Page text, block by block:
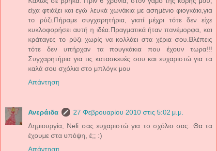
είχα φτιάξει και εγώ λευκά χωνάκια με ασημένιο φιογκάκι,για
το ρύζι.Πήραμε συγχαρητήρια, γιατί μέχρι τότε δεν είχε
κυκλοφορήσει αυτή η ιδέα.Πραγματικά ήταν πανέμορφα, και
κράταγες το ρύζι χωρίς να κολλάει στα χέρια σου.Βλέπεις
τότε δεν υπήρχαν τα πουγκάκια που έχουν τωρα!!!
Συγχαρητήρια για τις κατασκευές σου και ευχαριστώ για τα
καλά σου σχόλια στο μπλόγκ μου
Απάντηση
Ανεράιδα
27 Φεβρουαρίου 2010 στις 5:02 μ.μ.
Δημιουργία, Neli σας ευχαριστώ για το σχόλιο σας. Θα τα
έχουμε στα υπόψη, έ;; :)
Απάντηση